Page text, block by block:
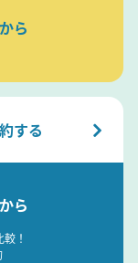
ら
する
ら
！